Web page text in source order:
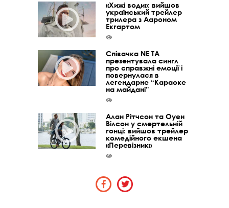
«Хижі води»: вийшов
український трейлер
трилера з Аароном
Екгартом
Співачка NE TA
презентувала сингл
про справжні емоції і
повернулася в
легендарне “Караоке
на майдані”
Алан Рітчсон та Оуен
Вілсон у смертельній
гонці: вийшов трейлер
комедійного екшена
«Перевізник»